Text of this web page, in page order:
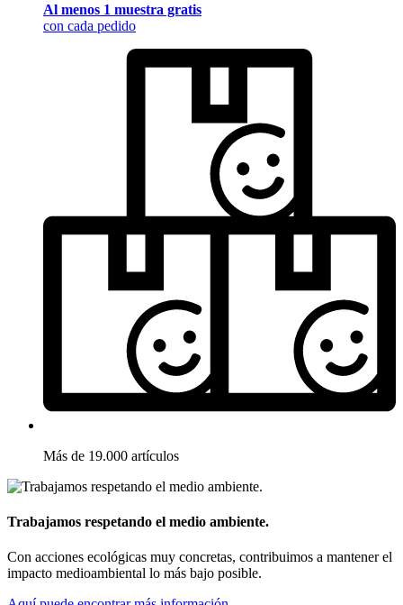
Al menos 1 muestra gratis
con cada pedido
Más de 19.000 artículos
Trabajamos respetando el medio ambiente.
Con acciones ecológicas muy concretas, contribuimos a mantener el
impacto medioambiental lo más bajo posible.